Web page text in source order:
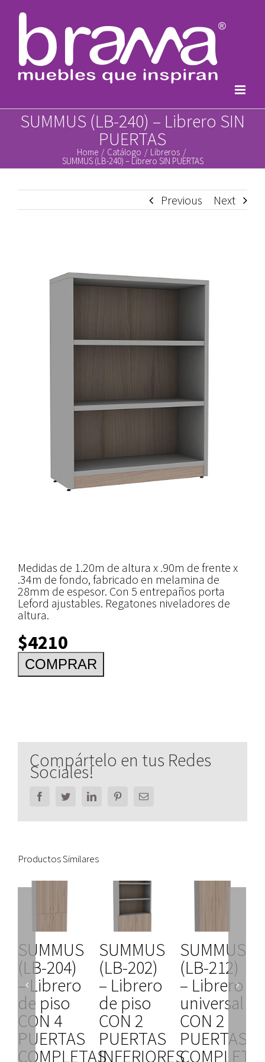
content
SUMMUS (LB-240) – Librero SIN
PUERTAS
Home / Catálogo / Libreros /
SUMMUS (LB-240) – Librero SIN PUERTAS
Previous Next
Medidas de 1.20m de altura x .90m de frente x
.34m de fondo, fabricado en melamina de
28mm de espesor. Con 5 entrepaños porta
Leford ajustables. Regatones niveladores de
altura.
$4210
Compártelo en tus Redes
Sociales!
FacebookTwitterLinkedInPinterestEmail
Productos Similares
SUMMUS
(LB-204)
– Librero
de piso
CON 4
PUERTAS
COMPLETAS
SUMMUS
(LB-202)
– Librero
de piso
CON 2
PUERTAS
INFERIORES
SUMMUS
(LB-212)
– Librero
universal
CON 2
PUERTAS